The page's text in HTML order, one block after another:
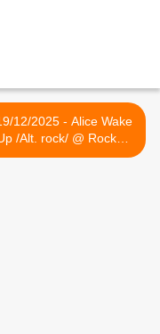
12/2025 - Alice Wake
/Alt. rock/ @ Rock
- 55, rue Maché au